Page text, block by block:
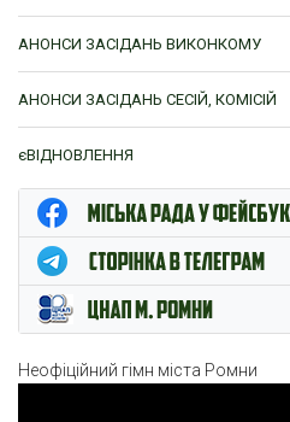
АНОНСИ ЗАСІДАНЬ ВИКОНКОМУ
АНОНСИ ЗАСІДАНЬ СЕСІЙ, КОМІСІЙ
єВІДНОВЛЕННЯ
ЦНАП м. Ромни
Неофіційний гімн міста Ромни